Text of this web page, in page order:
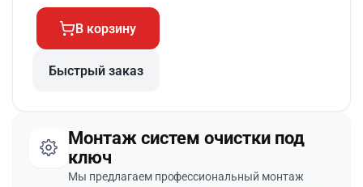
В корзину
Быстрый заказ
Монтаж систем очистки под
ключ
Мы предлагаем профессиональный монтаж